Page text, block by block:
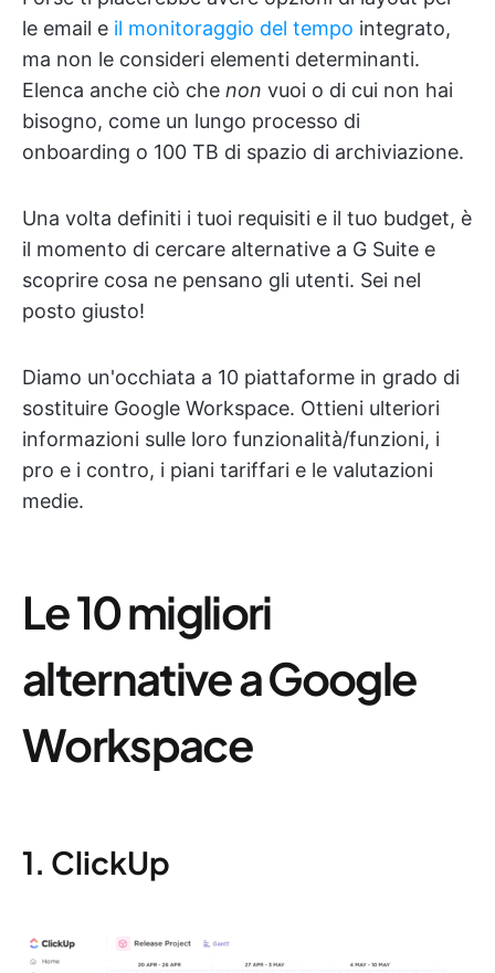
le email e il monitoraggio del tempo integrato,
ma non le consideri elementi determinanti.
Elenca anche ciò che non vuoi o di cui non hai
bisogno, come un lungo processo di
onboarding o 100 TB di spazio di archiviazione.
Una volta definiti i tuoi requisiti e il tuo budget, è
il momento di cercare alternative a G Suite e
scoprire cosa ne pensano gli utenti. Sei nel
posto giusto!
Diamo un'occhiata a 10 piattaforme in grado di
sostituire Google Workspace. Ottieni ulteriori
informazioni sulle loro funzionalità/funzioni, i
pro e i contro, i piani tariffari e le valutazioni
medie.
Le 10 migliori
alternative a Google
Workspace
1. ClickUp